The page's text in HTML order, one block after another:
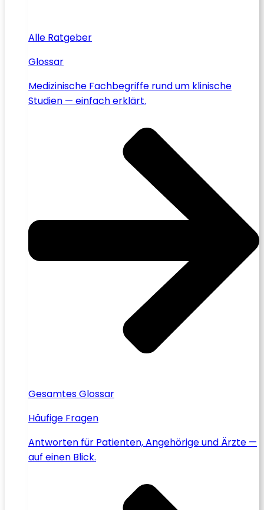
Alle Ratgeber
Glossar
Medizinische Fachbegriffe rund um klinische
Studien — einfach erklärt.
Gesamtes Glossar
Häufige Fragen
Antworten für Patienten, Angehörige und Ärzte —
auf einen Blick.